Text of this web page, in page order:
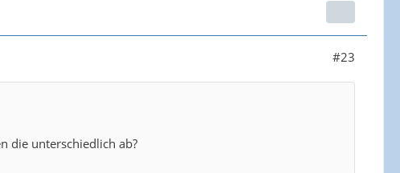
#23
die unterschiedlich ab?